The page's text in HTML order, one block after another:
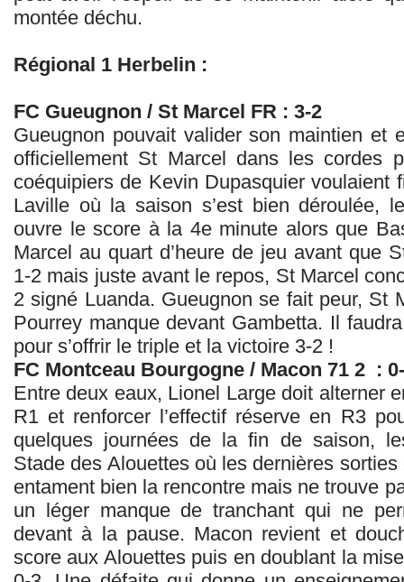
montée déchu.
Régional 1 Herbelin :
FC Gueugnon / St Marcel FR : 3-2
Gueugnon pouvait valider son maintien et
officiellement St Marcel dans les cordes
coéquipiers de Kevin Dupasquier voulaient
Laville où la saison s’est bien déroulée,
ouvre le score à la 4e minute alors que
Marcel au quart d’heure de jeu avant que
1-2 mais juste avant le repos, St Marcel
2 signé Luanda. Gueugnon se fait peur, St
Pourrey manque devant Gambetta. Il
pour s’offrir le triple et la victoire 3-2 !
FC Montceau Bourgogne / Macon 71 2 :
Entre deux eaux, Lionel Large doit alterner
R1 et renforcer l’effectif réserve en R3
quelques journées de la fin de saison,
Stade des Alouettes où les dernières
entament bien la rencontre mais ne trouve
un léger manque de tranchant qui ne
devant à la pause. Macon revient et
score aux Alouettes puis en doublant la